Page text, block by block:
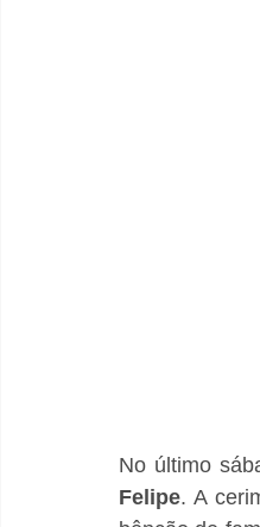
No último
Felipe. A